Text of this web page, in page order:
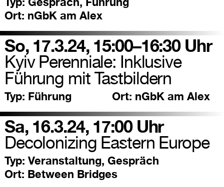
Ort: nGbK am Alex
So, 17.3.24, 15:00–16:30 Uhr
Kyiv Perenniale: Inklusive
Führung mit Tastbildern
Typ: Führung Ort: nGbK am Alex
Sa, 16.3.24, 17:00 Uhr
Decolonizing Eastern Europe
Typ: Veranstaltung, Gespräch
Ort: Between Bridges